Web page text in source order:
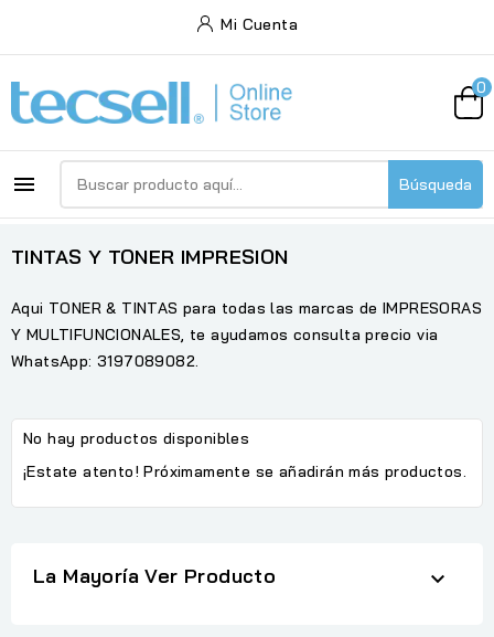
Mi Cuenta
0
 Búsqueda
TINTAS Y TONER IMPRESION
Aqui TONER & TINTAS para todas las marcas de IMPRESORAS
Y MULTIFUNCIONALES, te ayudamos consulta precio via
WhatsApp: 3197089082.
No hay productos disponibles
¡Estate atento! Próximamente se añadirán más productos.
La Mayoría Ver Producto 